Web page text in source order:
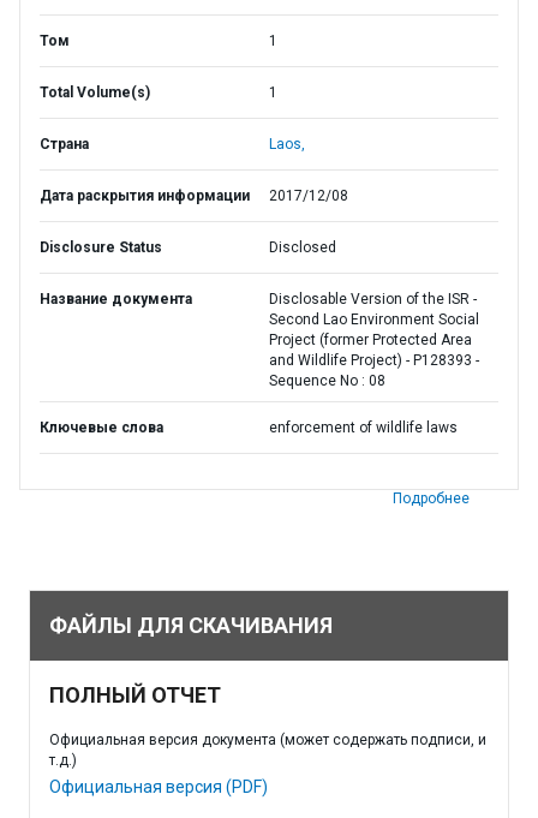
Том 1
Total Volume(s) 1
Страна Laos,
Дата раскрытия информации 2017/12/08
Disclosure Status Disclosed
Название документа
Disclosable Version of the ISR -
Second Lao Environment Social
Project (former Protected Area
and Wildlife Project) - P128393 -
Sequence No : 08
Ключевые слова enforcement of wildlife laws
Подробнее
ФАЙЛЫ ДЛЯ СКАЧИВАНИЯ
ПОЛНЫЙ ОТЧЕТ
Официальная версия документа (может содержать подписи, и
т.д.)
Официальная версия (PDF)